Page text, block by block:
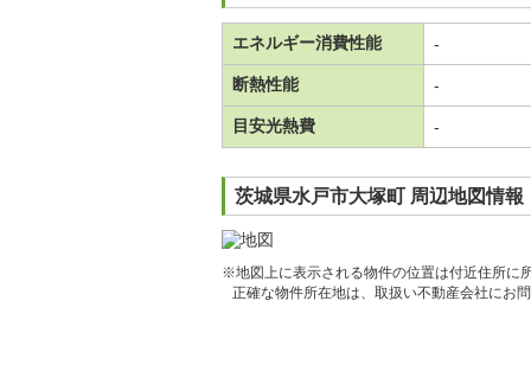
エネルギー消費性能 -
断熱性能 -
目安光熱費 -
茨城県水戸市大塚町 周辺地図情報
※地図上に表示される物件の位置は付近住所に
正確な物件所在地は、取扱い不動産会社にお